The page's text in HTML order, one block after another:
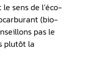
sens de l’éco-
(bio-
pas le
plutôt la